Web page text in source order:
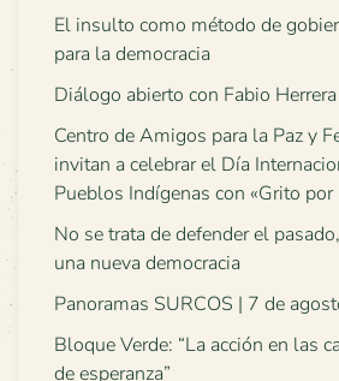
El insulto como método de
para la democracia
Diálogo abierto con Fabio Herrera
Centro de Amigos para la Paz y
invitan a celebrar el Día
Pueblos Indígenas con «Grito por
No se trata de defender el
una nueva democracia
Panoramas SURCOS | 7 de
Bloque Verde: “La acción en las
de esperanza”